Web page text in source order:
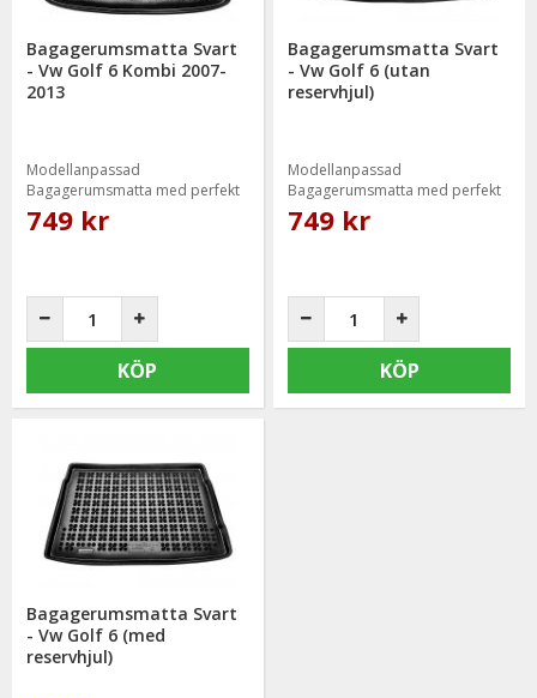
Bagagerumsmatta Svart
- Vw Golf 6 Kombi 2007-
2013
Modellanpassad
Bagagerumsmatta med perfekt
passform
749 kr
KÖP
Bagagerumsmatta Svart
- Vw Golf 6 (utan
reservhjul)
Modellanpassad
Bagagerumsmatta med perfekt
passform
749 kr
KÖP
Bagagerumsmatta Svart
- Vw Golf 6 (med
reservhjul)